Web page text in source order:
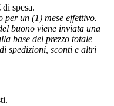
spesa.
un (1) mese effettivo.
buono viene inviata una
base del prezzo totale
spedizioni, sconti e altri